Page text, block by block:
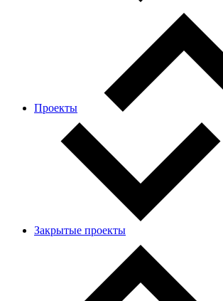
Проекты
Закрытые проекты